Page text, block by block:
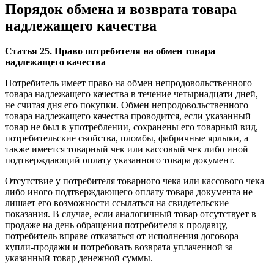
Порядок обмена и возврата товара
надлежащего качества
Статья 25. Право потребителя на обмен товара
надлежащего качества
Потребитель имеет право на обмен непродовольственного
товара надлежащего качества в течение четырнадцати дней,
не считая дня его покупки. Обмен непродовольственного
товара надлежащего качества проводится, если указанный
товар не был в употреблении, сохранены его товарный вид,
потребительские свойства, пломбы, фабричные ярлыки, а
также имеется товарный чек или кассовый чек либо иной
подтверждающий оплату указанного товара документ.
Отсутствие у потребителя товарного чека или кассового чека
либо иного подтверждающего оплату товара документа не
лишает его возможности ссылаться на свидетельские
показания. В случае, если аналогичный товар отсутствует в
продаже на день обращения потребителя к продавцу,
потребитель вправе отказаться от исполнения договора
купли-продажи и потребовать возврата уплаченной за
указанный товар денежной суммы.